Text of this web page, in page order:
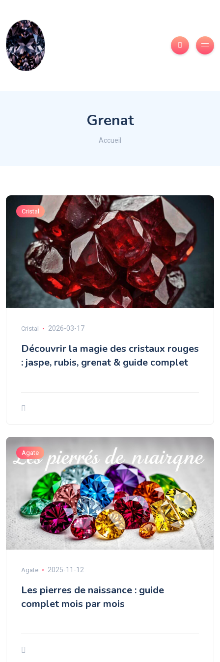
Grenat
Accueil
Cristal
Cristal 2026-03-17
Découvrir la magie des cristaux rouges
: jaspe, rubis, grenat & guide complet
Agate
Agate 2025-11-12
Les pierres de naissance : guide
complet mois par mois